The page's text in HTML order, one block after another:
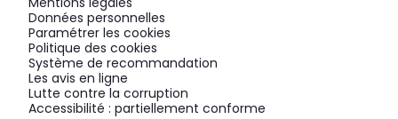
Données personnelles
Paramétrer les cookies
Politique des cookies
Système de recommandation
Les avis en ligne
Lutte contre la corruption
Accessibilité : partiellement conforme